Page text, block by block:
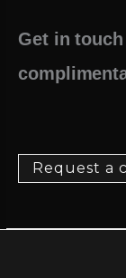
Get in
Request a